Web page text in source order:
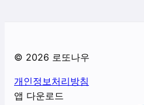
© 2026 로또나우
개인정보처리방침
앱 다운로드